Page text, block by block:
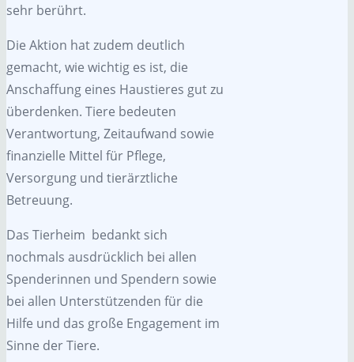
sehr berührt.
Die Aktion hat zudem deutlich
gemacht, wie wichtig es ist, die
Anschaffung eines Haustieres gut zu
überdenken. Tiere bedeuten
Verantwortung, Zeitaufwand sowie
finanzielle Mittel für Pflege,
Versorgung und tierärztliche
Betreuung.
Das Tierheim bedankt sich
nochmals ausdrücklich bei allen
Spenderinnen und Spendern sowie
bei allen Unterstützenden für die
Hilfe und das große Engagement im
Sinne der Tiere.